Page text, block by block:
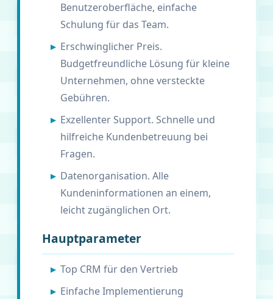
Benutzeroberfläche, einfache
Schulung für das Team.
Erschwinglicher Preis.
Budgetfreundliche Lösung für kleine
Unternehmen, ohne versteckte
Gebühren.
Exzellenter Support. Schnelle und
hilfreiche Kundenbetreuung bei
Fragen.
Datenorganisation. Alle
Kundeninformationen an einem,
leicht zugänglichen Ort.
Hauptparameter
Top CRM für den Vertrieb
Einfache Implementierung